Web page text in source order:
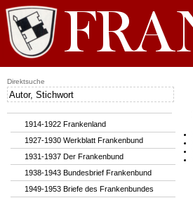
1914-1922 Frankenland
1927-1930 Werkblatt Frankenbund
1931-1937 Der Frankenbund
1938-1943 Bundesbrief Frankenbund
1949-1953 Briefe des Frankenbundes
Direktsuche